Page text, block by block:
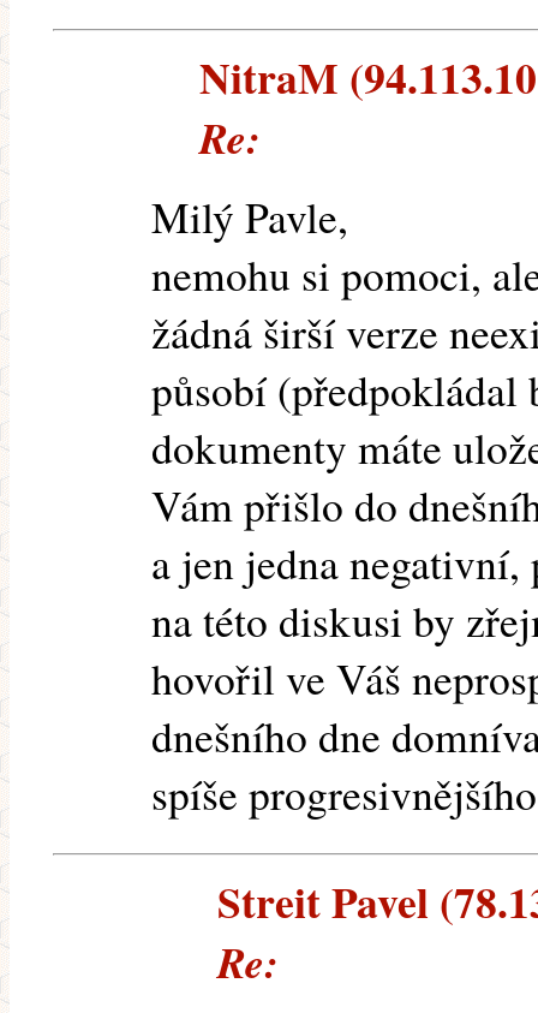
NitraM
Re:
Milý Pavle,
nemohu si pomoci,
žádná širší verze
působí (předpokládal
dokumenty máte
Vám přišlo do
a jen jedna negativní,
na této diskusi by
hovořil ve Váš
dnešního dne
spíše
Streit Pavel
Re: